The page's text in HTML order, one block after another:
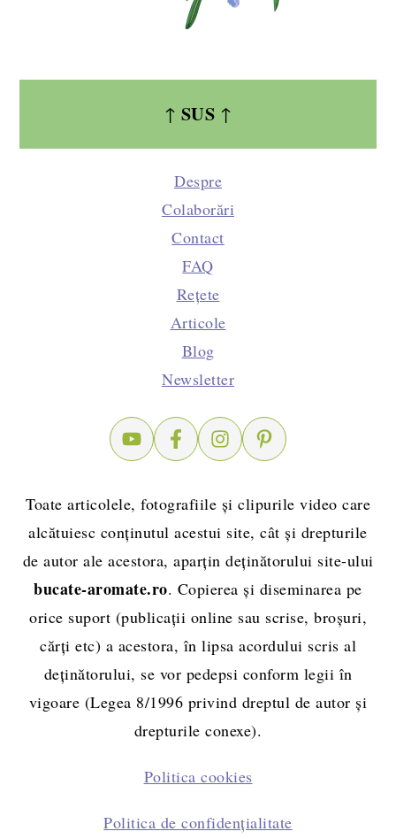
↑ SUS ↑
Despre
Colaborări
Contact
FAQ
Rețete
Articole
Blog
Newsletter
Toate articolele, fotografiile și clipurile video care
alcătuiesc conținutul acestui site, cât și drepturile
de autor ale acestora, aparțin deținătorului site-ului
bucate-aromate.ro. Copierea și diseminarea pe
orice suport (publicații online sau scrise, broșuri,
cărți etc) a acestora, în lipsa acordului scris al
deținătorului, se vor pedepsi conform legii în
vigoare (Legea 8/1996 privind dreptul de autor și
drepturile conexe).
Politica cookies
Politica de confidențialitate